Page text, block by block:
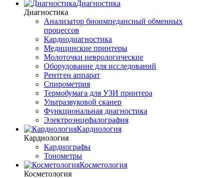
Диагностика
Диагностика
Анализатор биоимпедансный обменных
процессов
Кардиодиагностика
Медицинские принтеры
Молоточки неврологические
Оборудование для исследований
Рентген аппарат
Спирометрия
Термобумага для УЗИ принтера
Ультразвуковой сканер
Функциональная диагностика
Электроэнцефалография
Кардиология
Кардиология
Кардиографы
Тонометры
Косметология
Косметология